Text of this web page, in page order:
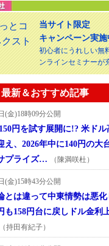
当サイト限定
キャンペーン実施
初心者にうれしい無
ンラインセミナーが
新＆おすすめ記事
(金)18時09分公開
円を試す展開に!? 米ドル
え、2026年中に140円の大
プライズ…
（陳満咲杜）
(金)15時43分公開
とは違って中東情勢は悪
も158円台に戻しドル金利
（持田有紀子）